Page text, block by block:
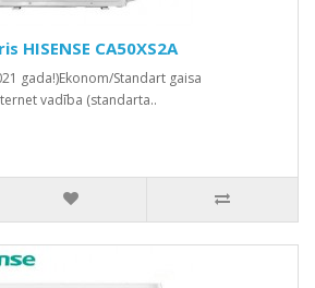
HISENSE CA50XS2A
gada!)Ekonom/Standart gaisa
vadība (standarta..